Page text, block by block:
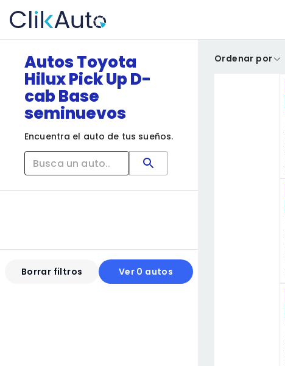
Autos Toyota
Hilux Pick Up D-
cab Base
seminuevos
Encuentra el auto de tus sueños.
Borrar filtros Ver 0 autos
Ordenar por